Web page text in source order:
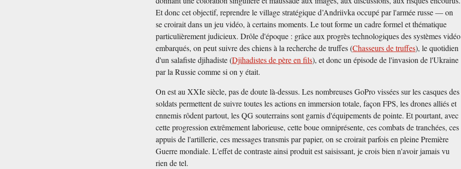
Et donc cet objectif, reprendre le village stratégique d’Andriivka occupé par l'armée russe — on
se croirait dans un jeu vidéo, à certains moments. Le tout forme un cadre formel et thématique
particulièrement judicieux. Drôle d'époque : grâce aux progrès technologiques des systèmes vidéo
embarqués, on peut suivre des chiens à la recherche de truffes (Chasseurs de truffes), le quotidien
d'un salafiste djihadiste (Djihadistes de père en fils), et donc un épisode de l'invasion de l'Ukraine
par la Russie comme si on y était.
On est au XXIe siècle, pas de doute là-dessus. Les nombreuses GoPro vissées sur les casques des
soldats permettent de suivre toutes les actions en immersion totale, façon FPS, les drones alliés et
ennemis rôdent partout, les QG souterrains sont garnis d'équipements de pointe. Et pourtant, avec
cette progression extrêmement laborieuse, cette boue omniprésente, ces combats de tranchées, ces
appuis de l'artillerie, ces messages transmis par papier, on se croirait parfois en pleine Première
Guerre mondiale. L'effet de contraste ainsi produit est saisissant, je crois bien n'avoir jamais vu
rien de tel.